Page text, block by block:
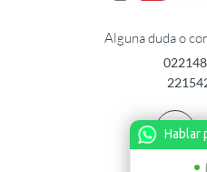
Hablar
Alguna duda o